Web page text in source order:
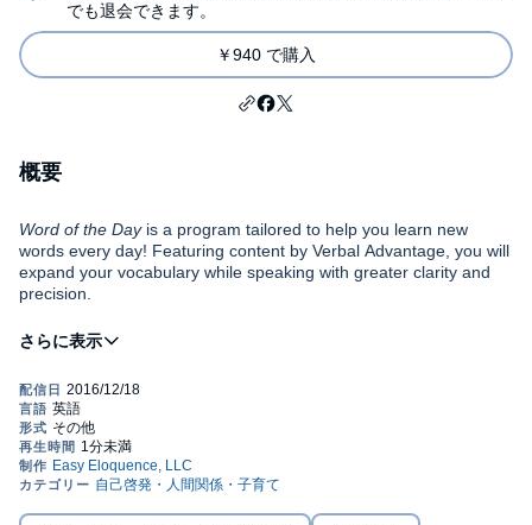
でも退会できます。
￥940 で購入
概要
Word of the Dayis a program tailored to help you learn new
words every day! Featuring content by Verbal Advantage, you will
expand your vocabulary while speaking with greater clarity and
precision.
©2007 Easy Eloquence, LLC (P)2007 Easy Eloquence, LLC